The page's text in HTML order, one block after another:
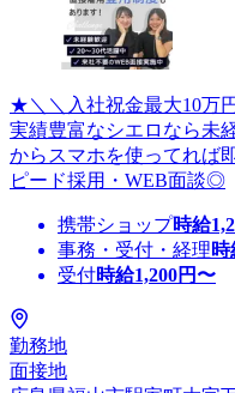
★＼＼入社祝金最大10万
実績豊富なシエロなら未
からスマホを使ってれば
ピード採用・WEB面談◎
携帯ショップ時給
事務・受付・経理時
受付時給1,200円〜
勤務地
面接地